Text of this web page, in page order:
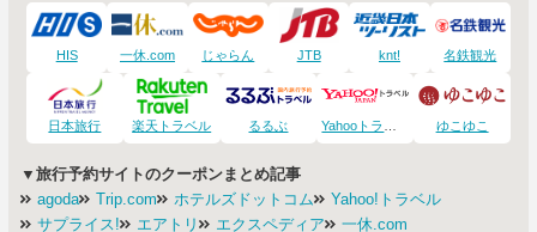
HIS 一休.com じゃらん JTB knt! 名鉄観光
日本旅行 楽天トラベル るるぶ ゆこゆこ
▼旅行予約サイトのクーポンまとめ記事
agoda
Trip.com ホテルズドットコム
Yahoo!トラベル
サプライス!
エアトリ エクスペディア 一休.com